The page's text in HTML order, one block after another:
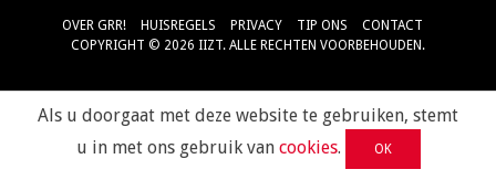
OVER GRR! HUISREGELS PRIVACY TIP ONS
CONTACT
COPYRIGHT © 2026 IIZT. ALLE RECHTEN VOORBEHOUDEN.
Als u doorgaat met deze website te gebruiken, stemt
u in met ons gebruik van cookies. OK